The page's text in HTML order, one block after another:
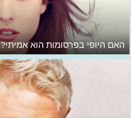
האם היופי בפרסומות הוא אמיתי?